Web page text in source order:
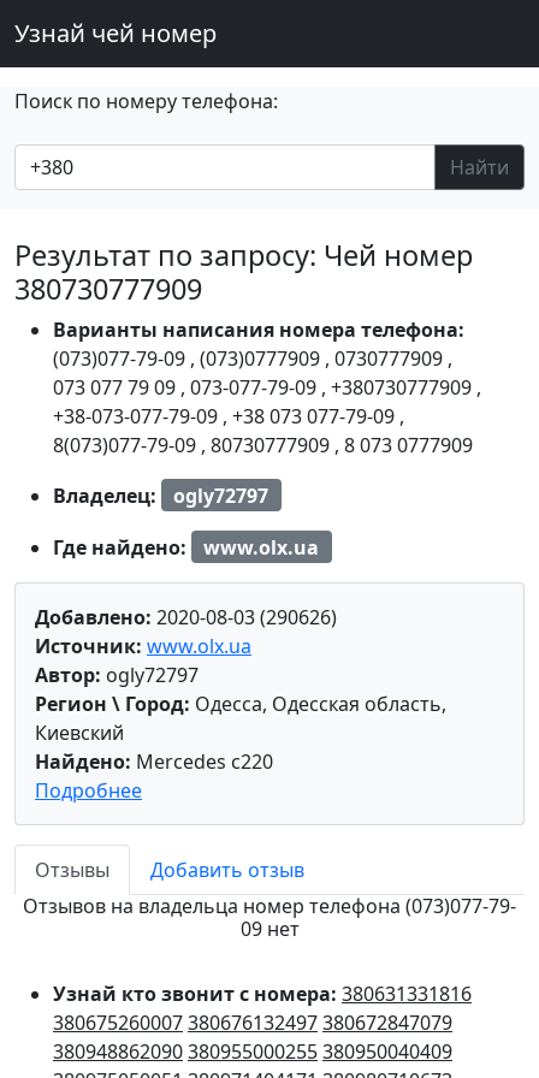
Узнай чей номер
Поиск по номеру телефона:
Найти
Результат по запросу: Чей номер
380730777909
Варианты написания номера телефона:
(073)077-79-09 , (073)0777909 , 0730777909 ,
073 077 79 09 , 073-077-79-09 , +380730777909 ,
+38-073-077-79-09 , +38 073 077-79-09 ,
8(073)077-79-09 , 80730777909 , 8 073 0777909
Владелец:
ogly72797
Где найдено:
www.olx.ua
Добавлено: 2020-08-03 (290626)
Источник: www.olx.ua
Автор: ogly72797
Регион \ Город: Одесса, Одесская область,
Киевский
Найдено: Mercedes c220
Подробнее
Отзывы
Добавить отзыв
Отзывов на владельца номер телефона (073)077-79-
09 нет
Узнай кто звонит с номера: 380631331816
380675260007380676132497380672847079
380948862090380955000255380950040409